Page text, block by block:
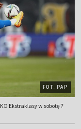
FOT. PAP
Ekstraklasy w sobotę 7